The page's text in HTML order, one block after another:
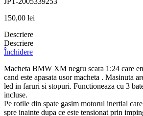
150,00 lei
Descriere
Descriere
Închidere
Macheta BMW XM negru scara 1:24 care
cand este apasata usor macheta . Masinuta
led in faruri si stopuri. Functioneaza cu 3
incluse.
Pe rotile din spate gasim motorul inertial
spre inainte dupa ce este tensionat prin